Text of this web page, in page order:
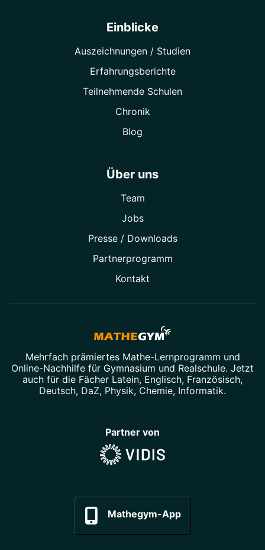
Einblicke
Auszeichnungen / Studien
Erfahrungsberichte
Teilnehmende Schulen
Chronik
Blog
Über uns
Team
Jobs
Presse / Downloads
Partner­programm
Kontakt
Mehrfach prämiertes Mathe-Lernprogramm und
Online-Nachhilfe für Gymnasium und Realschule. Jetzt
auch für die Fächer Latein, Englisch, Französisch,
Deutsch, DaZ, Physik, Chemie, Informatik.
Partner von
Mathegym-App